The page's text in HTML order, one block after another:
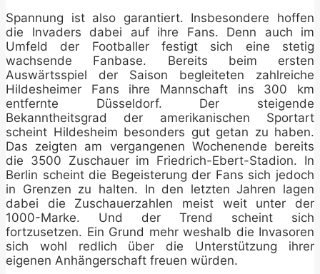
Spannung ist also garantiert. Insbesondere hoffen
die Invaders dabei auf ihre Fans. Denn auch im
Umfeld der Footballer festigt sich eine stetig
wachsende Fanbase. Bereits beim ersten
Auswärtsspiel der Saison begleiteten zahlreiche
Hildesheimer Fans ihre Mannschaft ins 300 km
entfernte Düsseldorf. Der steigende
Bekanntheitsgrad der amerikanischen Sportart
scheint Hildesheim besonders gut getan zu haben.
Das zeigten am vergangenen Wochenende bereits
die 3500 Zuschauer im Friedrich-Ebert-Stadion. In
Berlin scheint die Begeisterung der Fans sich jedoch
in Grenzen zu halten. In den letzten Jahren lagen
dabei die Zuschauerzahlen meist weit unter der
1000-Marke. Und der Trend scheint sich
fortzusetzen. Ein Grund mehr weshalb die Invasoren
sich wohl redlich über die Unterstützung ihrer
eigenen Anhängerschaft freuen würden.